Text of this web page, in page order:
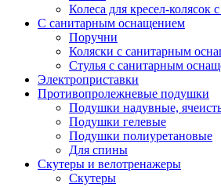
Колеса для кресел-
С санитарным оснащением
Поручни
Коляски с санитарным
Стулья с санитарным
Электроприставки
Противопролежневые подушки
Подушки надувные,
Подушки гелевые
Подушки полиуретановые
Для спины
Скутеры и велотренажеры
Скутеры